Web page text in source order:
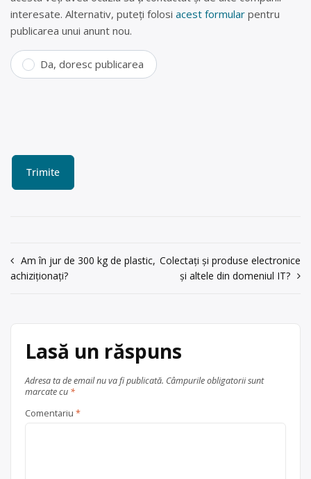
interesate. Alternativ, puteți folosi acest formular pentru
publicarea unui anunt nou.
Da, doresc publicarea
Navigare
în
Am în jur de 300 kg de plastic,
achiziționați?
Colectați și produse electronice
și altele din domeniul IT?
Lasă un răspuns
Adresa ta de email nu va fi publicată. Câmpurile obligatorii sunt
marcate cu *
Comentariu *